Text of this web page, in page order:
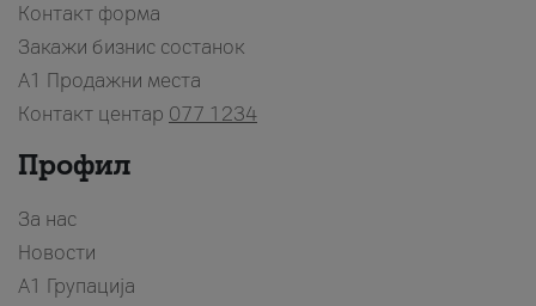
Контакт форма
Закажи бизнис состанок
A1 Продажни места
Контакт центар 077 1234
Профил
За нас
Новости
А1 Групација